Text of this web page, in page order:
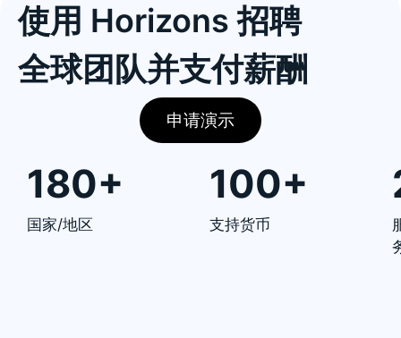
使用 Horizons 招聘
全球团队并支付薪酬
申请演示
180+
国家/地区
100+
支持货币